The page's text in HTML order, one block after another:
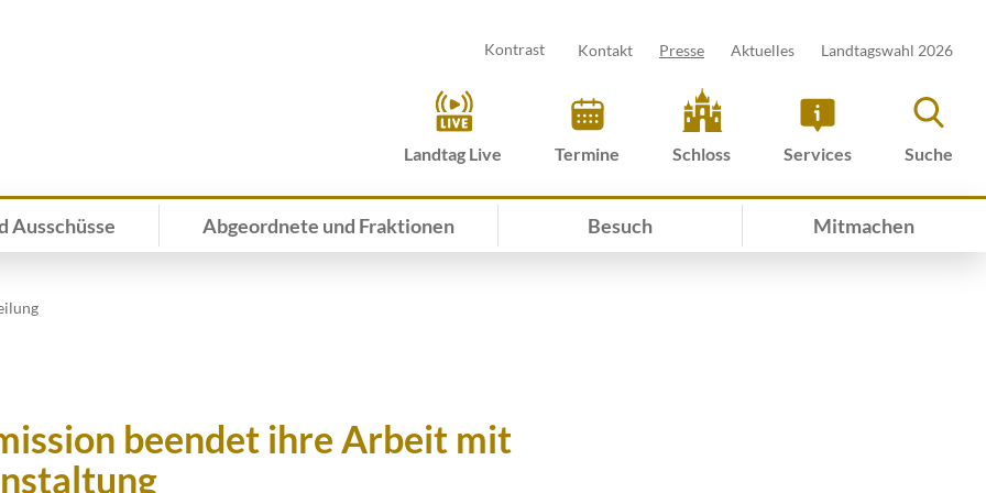
Kontrast Kontakt Presse Aktuelles Landtagswahl 2026
Landtag Live Termine Schloss Services Suche
Ausschüsse Abgeordnete und Fraktionen Besuch Mitmachen
beendet ihre Arbeit mit